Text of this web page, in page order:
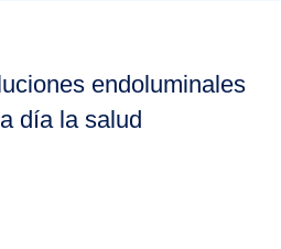
endoluminales
día la salud